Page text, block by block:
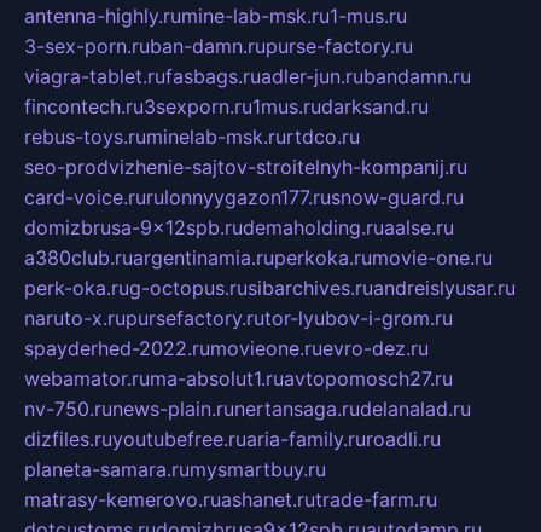
antenna-highly.rumine-lab-msk.ru1-mus.ru
3-sex-porn.ruban-damn.rupurse-factory.ru
viagra-tablet.rufasbags.ruadler-jun.rubandamn.ru
fincontech.ru3sexporn.ru1mus.rudarksand.ru
rebus-toys.ruminelab-msk.rurtdco.ru
seo-prodvizhenie-sajtov-stroitelnyh-kompanij.ru
card-voice.rurulonnyygazon177.rusnow-guard.ru
domizbrusa-9x12spb.rudemaholding.ruaalse.ru
a380club.ruargentinamia.ruperkoka.rumovie-one.ru
perk-oka.rug-octopus.rusibarchives.ruandreislyusar.ru
naruto-x.rupursefactory.rutor-lyubov-i-grom.ru
spayderhed-2022.rumovieone.ruevro-dez.ru
webamator.ruma-absolut1.ruavtopomosch27.ru
nv-750.runews-plain.runertansaga.rudelanalad.ru
dizfiles.ruyoutubefree.ruaria-family.ruroadli.ru
planeta-samara.rumysmartbuy.ru
matrasy-kemerovo.ruashanet.rutrade-farm.ru